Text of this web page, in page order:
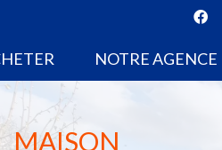
NOTRE AGENCE
MAISON